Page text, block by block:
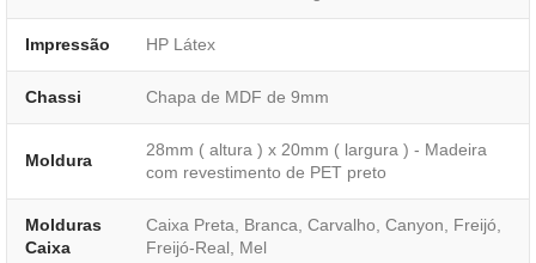
Impressão HP Látex
Chassi Chapa de MDF de 9mm
Moldura
28mm ( altura ) x 20mm ( largura ) - Madeira
com revestimento de PET preto
Molduras
Caixa
Caixa Preta, Branca, Carvalho, Canyon, Freijó,
Freijó-Real, Mel